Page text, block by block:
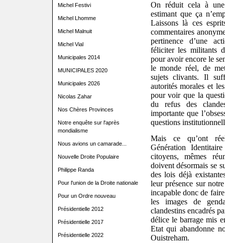
Michel Festivi
Michel Lhomme
Michel Malnuit
Michel Vial
Municipales 2014
MUNICIPALES 2020
Municipales 2026
Nicolas Zahar
Nos Chères Provinces
Notre enquête sur l'après
mondialisme
Nous avions un camarade...
Nouvelle Droite Populaire
Philippe Randa
Pour l'union de la Droite nationale
Pour un Ordre nouveau
Présidentielle 2012
Présidentielle 2017
Présidentielle 2022
On réduit cela à une
estimant que ça
Laissons là ces
commentaires
pertinence d’une
féliciterles militants
pour avoir encore le
le monde réel, de
sujetsclivants. Il
autorités morales et
pour voir que la
du refus des
importante que
questions
Mais ce qu’ont
Génération
citoyens, mêmes
doivent désormais se
des lois déjà
leur présence sur
incapable donc de
les images de
clandestins encadrés
délice le barrage mis
Etat qui abandonne
Ouistreham.